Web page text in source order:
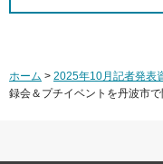
ホーム > 2025年10月記者発表
録会＆プチイベントを丹波市で